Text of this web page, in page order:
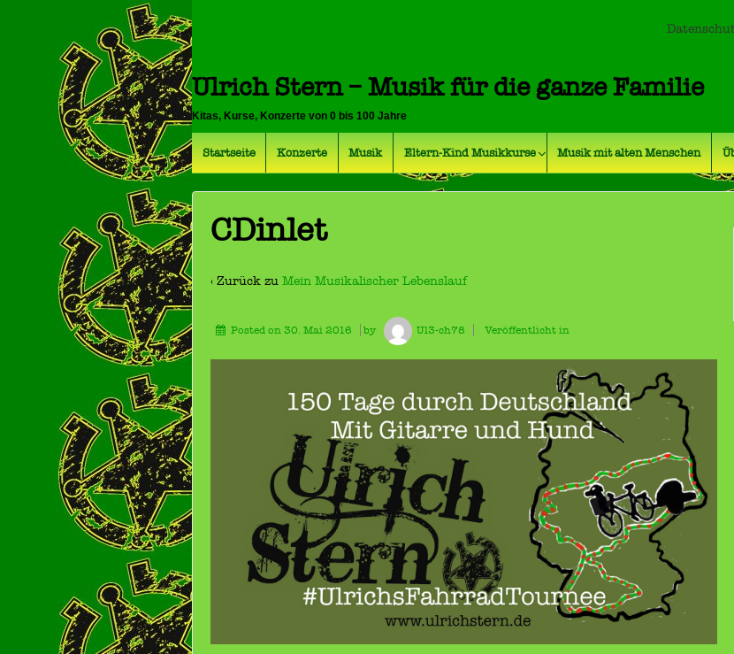
Ulrich Stern – Musik für die ganze Familie
Kitas, Kurse, Konzerte von 0 bis 100 Jahre
Startseite Konzerte Musik Eltern-Kind Musikkurse Musik mit alten Menschen
CDinlet
‹ Zurück zu Mein Musikalischer Lebenslauf
Posted on 30. Mai 2016 by Ul3-ch78 Veröffentlicht in